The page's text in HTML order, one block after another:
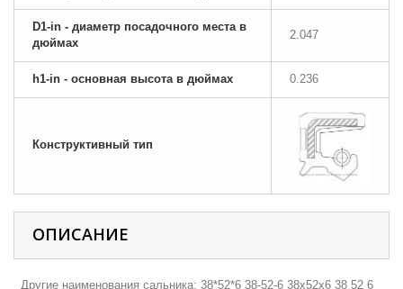
D1-in - диаметр посадочного места в
дюймах
2.047
h1-in - основная высота в дюймах 0.236
Конструктивный тип
ОПИСАНИЕ
Другие наименования сальника: 38*52*6 38-52-6 38х52х6 38 52 6